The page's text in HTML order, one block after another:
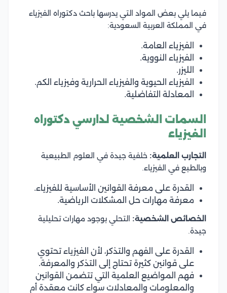
فيما يلي بعض المواد التي يدرسها باحث دكتوراه الفيزياء
في المملكة العربية السعودية:
الفيزياء العامة.
الفيزياء النووية.
الليزر.
الفيزياء الحيوية والفيزياء الحرارية وفيزياء الكم.
المعادلة التفاضلية.
السمات الشخصية لدارسي دكتوراه
الفيزياء
التجارب العلمية: خلفية جيدة في العلوم الطبيعية
وبالطبع في الفيزياء.
القدرة على معرفة القوانين الأساسية للفيزياء.
معرفة مهارات حل المشكلات الرياضية.
الخصائص الشخصية: التحلي بوجود مهارات تحليلية
جيدة.
القدرة على الفهم والتذكر، لأن الفيزياء تحتوي
على قوانين كثيرة تحتاج إلى التذكر والمعرفة.
فهم المواضيع العلمية التي تتضمن القوانين
والمعلومات والمعادلات سواء كانت معقدة أم